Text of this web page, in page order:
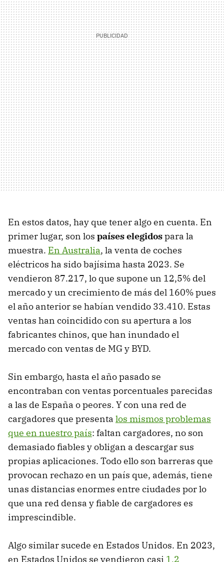
En estos datos, hay que tener algo en cuenta. En
primer lugar, son los países elegidospara la
muestra. En Australia, la venta de coches
eléctricos ha sido bajísima hasta 2023. Se
vendieron 87.217, lo que supone un 12,5% del
mercado y un crecimiento de más del 160% pues
el año anterior se habían vendido 33.410. Estas
ventas han coincidido con su apertura a los
fabricantes chinos, que han inundado el
mercado con ventas de MG y BYD.
Sin embargo, hasta el año pasado se
encontraban con ventas porcentuales parecidas
a las de España o peores. Y con una red de
cargadores que presenta los mismos problemas
que en nuestro país: faltan cargadores, no son
demasiado fiables y obligan a descargar sus
propias aplicaciones. Todo ello son barreras que
provocan rechazo en un país que, además, tiene
unas distancias enormes entre ciudades por lo
que una red densa y fiable de cargadores es
imprescindible.
Algo similar sucede en Estados Unidos. En 2023,
en Estados Unidos se vendieron casi 1,2